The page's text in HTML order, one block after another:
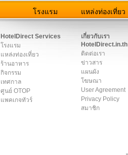
โรงแรม แหล่งท่องเที่ยว
HotelDirect Services
โรงแรม
แหล่งท่องเที่ยว
ร้านอาหาร
กิจกรรม
เทศกาล
ศูนย์ OTOP
แพคเกจทัวร์
เกี่ยวกับเรา
HotelDirect.in.th
ติดต่อเรา
ข่าวสาร
แผนผัง
โฆษณา
User Agreement
Privacy Policy
สมาชิก